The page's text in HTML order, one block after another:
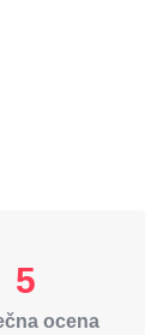
5
ocena